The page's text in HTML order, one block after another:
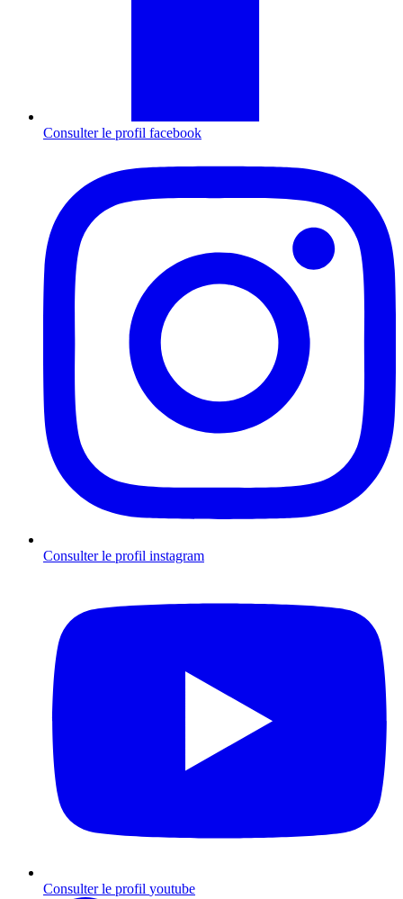
Consulter le profil facebook
Consulter le profil instagram
Consulter le profil youtube